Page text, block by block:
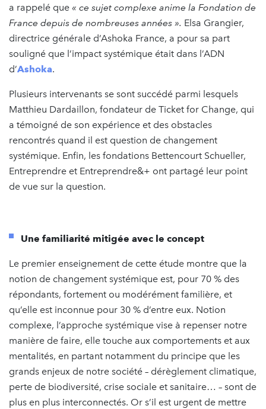
a rappelé que « ce sujet complexe anime la Fondation de
France depuis de nombreuses années ». Elsa Grangier,
directrice générale d’Ashoka France, a pour sa part
souligné que l’impact systémique était dans l’ADN
d’Ashoka.
Plusieurs intervenants se sont succédé parmi lesquels
Matthieu Dardaillon, fondateur de Ticket for Change, qui
a témoigné de son expérience et des obstacles
rencontrés quand il est question de changement
systémique. Enfin, les fondations Bettencourt Schueller,
Entreprendre et Entreprendre&+ ont partagé leur point
de vue sur la question.
Une familiarité mitigée avec le concept
Le premier enseignement de cette étude montre que la
notion de changement systémique est, pour 70 % des
répondants, fortement ou modérément familière, et
qu’elle est inconnue pour 30 % d’entre eux. Notion
complexe, l’approche systémique vise à repenser notre
manière de faire, elle touche aux comportements et aux
mentalités, en partant notamment du principe que les
grands enjeux de notre société – dérèglement climatique,
perte de biodiversité, crise sociale et sanitaire… – sont de
plus en plus interconnectés. Or s’il est urgent de mettre